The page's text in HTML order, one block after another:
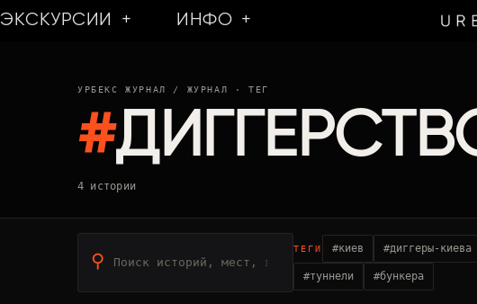
Перейти
ЭКСКУРСИИ ИНФО
УРБЕКС ЖУРНАЛ / ЖУРНАЛ · ТЕГ
#
4 истории
⚲
ТЕГИ #киев #диггеры-киева
#туннели #бункера